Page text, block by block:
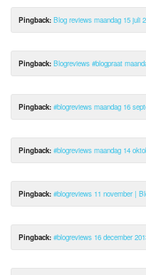
Pingback: Blog reviews maandag 15 juli
Pingback: Blogreviews #blogpraat
Pingback: #blogreviews maandag 16
Pingback: #blogreviews maandag 14
Pingback: #blogreviews 11 november |
Pingback: #blogreviews 16 december